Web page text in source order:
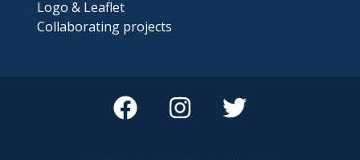
Logo & Leaflet
Collaborating projects